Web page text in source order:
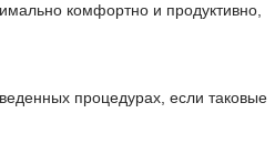
комфортно и продуктивно,
процедурах, если таковые